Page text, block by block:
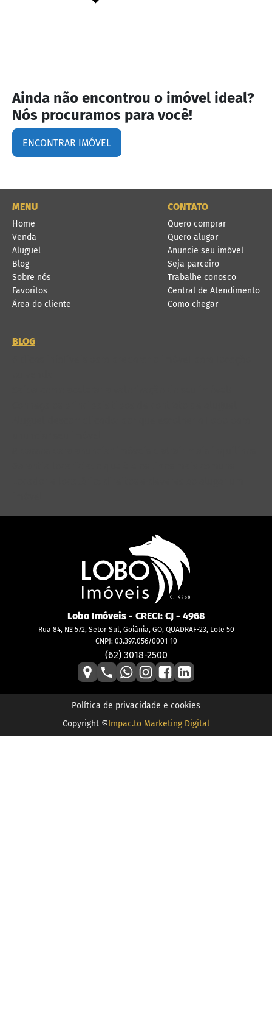
Ainda não encontrou o imóvel ideal?
Nós procuramos para você!
ENCONTRAR IMÓVEL
MENU
Home
Venda
Aluguel
Blog
Sobre nós
Favoritos
Área do cliente
CONTATO
Quero comprar
Quero alugar
Anuncie seu imóvel
Seja parceiro
Trabalhe conosco
Central de Atendimento
Como chegar
BLOG
Lobo Imóveis - CRECI: CJ - 4968
Rua 84, Nº 572, Setor Sul, Goiânia, GO, QUADRAF-23, Lote 50
CNPJ: 03.397.056/0001-10
(62) 3018-2500
Copyright ©Impac.to Marketing Digital
Política de privacidade e cookies